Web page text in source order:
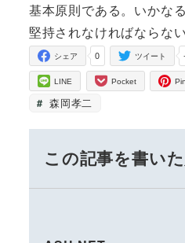
基本原則である。いかな
堅持されなければならない
0
シェア -
ツイート
LINE Pocket
森岡孝二
この記事を書い